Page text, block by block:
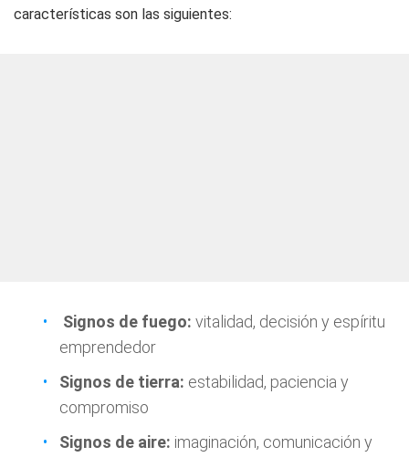
características son las siguientes:
Signos de fuego: vitalidad, decisión y espíritu
emprendedor
Signos de tierra: estabilidad, paciencia y
compromiso
Signos de aire: imaginación, comunicación y